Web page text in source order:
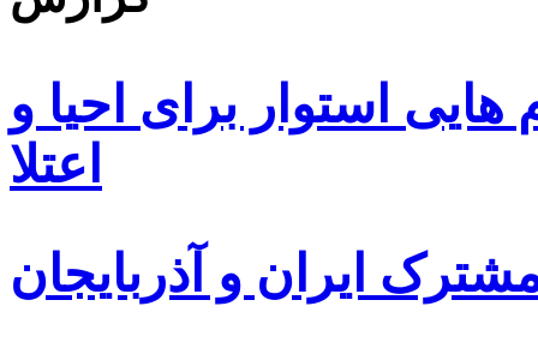
استوار برای احیا و
اعتلا
ایران و آذربایجان